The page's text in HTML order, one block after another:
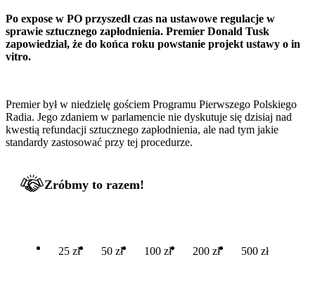
Po expose w PO przyszedł czas na ustawowe regulacje w
sprawie sztucznego zapłodnienia. Premier Donald Tusk
zapowiedział, że do końca roku powstanie projekt ustawy o in
vitro.
Premier był w niedzielę gościem Programu Pierwszego Polskiego
Radia. Jego zdaniem w parlamencie nie dyskutuje się dzisiaj nad
kwestią refundacji sztucznego zapłodnienia, ale nad tym jakie
standardy zastosować przy tej procedurze.
Zróbmy to razem!
25 zł 50 zł 100 zł 200 zł 500 zł